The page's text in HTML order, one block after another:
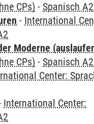
CPs) - Spanisch A2
- International
Moderne
CPs) - Spanisch A2
Center:
International Center: